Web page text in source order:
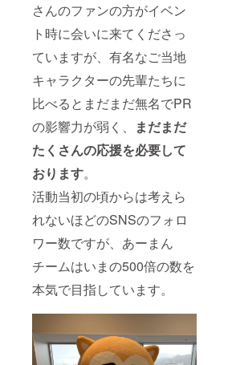
さんのファンの方がイベン
ト時に会いに来てくださっ
ていますが、有名なご当地
キャラクターの先輩たちに
比べるとまだまだ無名でPR
の影響力が弱く、
まだまだ
たくさんの応援を必要して
おります。
活動当初の頃からは考えら
れないほどのSNSのフォロ
ワー数ですが、あーまん
チームはいまの500倍の数を
本気で目指しています。